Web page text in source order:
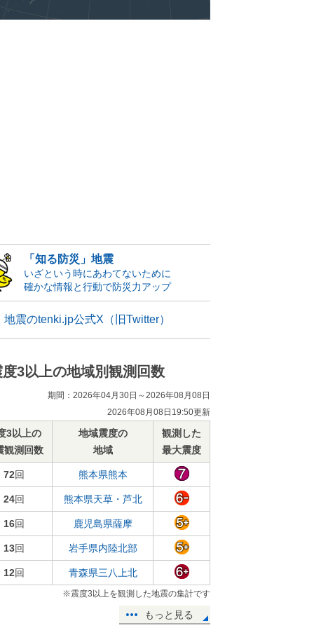
「知る防災」地震
いざという時にあわてないために
確かな情報と行動で防災力アップ
地震のtenki.jp公式X（旧Twitter）
度3以上の地域別観測回数
期間：2026年04月30日～2026年08月08日
2026年08月08日19:50更新
3以上の
観測回数
地域震度の
地域
観測した
最大震度
72回 熊本県熊本
24回 熊本県天草・芦北
16回 鹿児島県薩摩
13回 岩手県内陸北部
12回 青森県三八上北
※震度3以上を観測した地震の集計です
もっと見る